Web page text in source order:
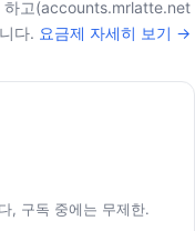
하고(accounts.mrlatte.net
다. 요금제 자세히 보기 →
, 구독 중에는 무제한.